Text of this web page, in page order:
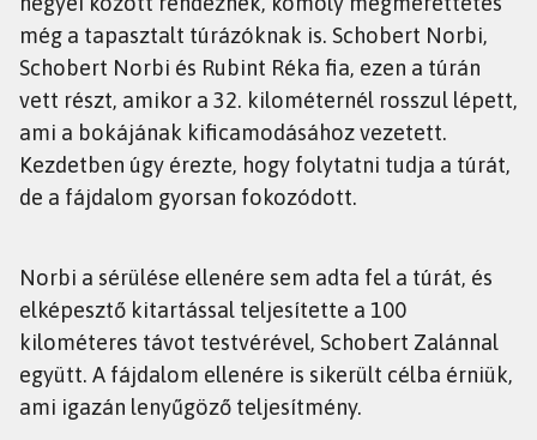
még a tapasztalt túrázóknak is. Schobert Norbi,
Schobert Norbi és Rubint Réka fia, ezen a túrán
vett részt, amikor a 32. kilométernél rosszul lépett,
ami a bokájának kificamodásához vezetett.
Kezdetben úgy érezte, hogy folytatni tudja a túrát,
de a fájdalom gyorsan fokozódott.
Norbi a sérülése ellenére sem adta fel a túrát, és
elképesztő kitartással teljesítette a 100
kilométeres távot testvérével, Schobert Zalánnal
együtt. A fájdalom ellenére is sikerült célba érniük,
ami igazán lenyűgöző teljesítmény.